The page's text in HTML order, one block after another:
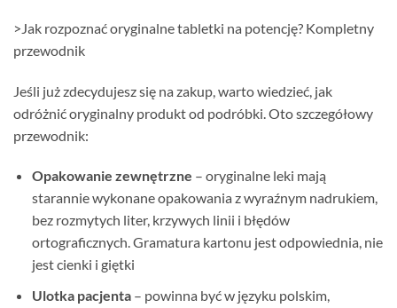
>Jak rozpoznać oryginalne tabletki na potencję? Kompletny
przewodnik
Jeśli już zdecydujesz się na zakup, warto wiedzieć, jak
odróżnić oryginalny produkt od podróbki. Oto szczegółowy
przewodnik:
Opakowanie zewnętrzne – oryginalne leki mają
starannie wykonane opakowania z wyraźnym nadrukiem,
bez rozmytych liter, krzywych linii i błędów
ortograficznych. Gramatura kartonu jest odpowiednia, nie
jest cienki i giętki
Ulotka pacjenta– powinna być w języku polskim,